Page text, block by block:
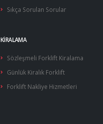
Sıkça Sorulan Sorular
KIRALAMA
Sözleşmeli Forklift Kiralama
Günlük Kiralık Forklift
Forklift Nakliye Hizmetleri